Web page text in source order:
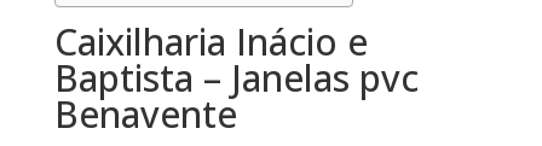
Caixilharia Inácio e
Baptista – Janelas pvc
Benavente